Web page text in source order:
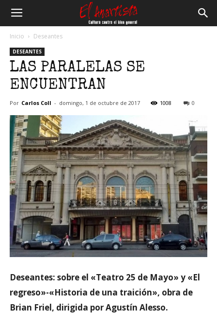
Anartista
Inicio Deseantes
DESEANTES
LAS PARALELAS SE
ENCUENTRAN
Por Carlos Coll - domingo, 1 de octubre de 2017 1008 0
Deseantes: sobre el «Teatro 25 de Mayo» y «El
regreso»-«Historia de una traición», obra de
Brian Friel, dirigida por Agustín Alesso.